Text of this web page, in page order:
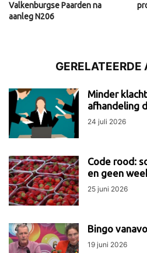
Valkenburgse Paarden na
aanleg N206
GERELATEERDE
Minder
afhandeling
24 juli 2026
Code rood:
en geen
25 juni 2026
Bingo
19 juni 2026